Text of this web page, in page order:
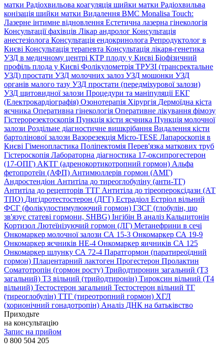
матки Радіохвильова коагуляція шийки матки Радіохвильва
конізація шийки матки Видалення ВМС Monalisa Touch:
Лазерне інтимне відновлення Естетична лазерна гінекологія
Консультації фахівців Лікар андролог Консультація
анестезіолога Консультація ендокринолога Репродуктолог в
Києві Консультація терапевта Консультація лікаря-генетика
УЗД в медичному центрі КТР плоду у Києві Біофізичний
профіль плода у Києві Фолікулометрія ТРУЗІ (трансректальне
УЗД) простати УЗД молочних залоз УЗД мошонки УЗД
органів малого тазу УЗД простати (передміхурової залози)
УЗД щитовидної залози Процедури та маніпуляціїЕКГ
(Електрокардіографія) Озонотерапія Хірургія Дермоїдна кіста
яєчника Оперативна гінекологія Оперативне лікування фімозу
Гістерорезектоскопія Пункція кісти яєчника Пункція молочної
залози Роздільне діагностичне вишкрібання Видалення кісти
бартолінової залози Вазорезекція Micro-TESE Лапароскопія в
Києві Гіменопластика Поліпектомія Перев'язка маткових труб
Гістероскопія Лабораторна діагностика 17-оксипрогестерон
(17-ОПГ) АКТГ (адренокортикотропний гормон) Альфа
фетопротеїн (АФП) Антимюллерів гормон (АМГ)
Андростендіон Антитіла до тиреоглобуліну (анти-ТГ)
Антитіла до рецепторів ТТГ Антитіла до тіреопероксідази (АТ
ТПО) Дигідротестостерон (ДГТ) Естрадіол Естріол вільний
ФСГ (фолікулостимулюючий гормон) ГЗСГ (глобулін, що
зв'язує статеві гормони, SHBG) Інгібін B аналіз Кальцитонін
Кортизол Лютеїнізуючий гормон (ЛГ) Метанефрини в сечі
Онкомаркер молочної залози СА 15-3 Онкомаркер СА 19-9
Онкомаркер яєчників НЕ-4 Онкомаркер яичників СА 125
Онкомаркер шлунку СА 72-4 Паратгормон (паратиреоїдний
гормон) Плацентарний лактоген Прогестерон Пролактин
Соматотропін (гормон росту) Трийодтиронин загальний (Т3
загальний) Т3 вільний (трийодтиронін) Тироксин вільний (Т4
вільний) Тестостерон загальний Тестостерон вільний ТГ
(тиреоглобулін) ТТГ (тиреотропний гормон) ХГЛ
(хорионічний гонадотропін) Аналіз ДНК на батьківство
Приходьте
на консультацію
Запис на прийом
0 800 504 205